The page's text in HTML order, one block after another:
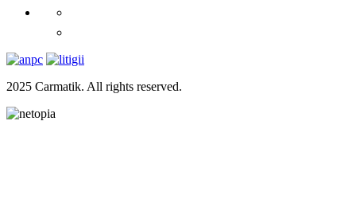
2025 Carmatik. All rights reserved.